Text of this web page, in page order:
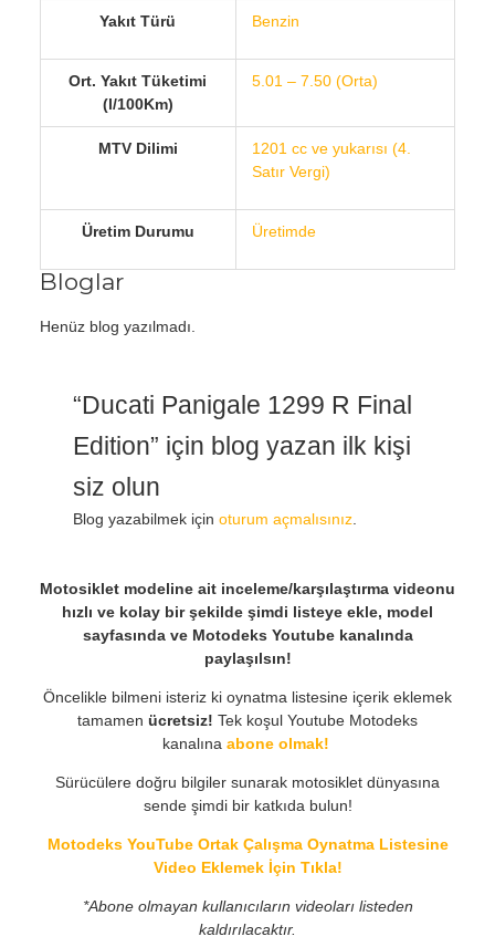
Yakıt Türü Benzin
Ort. Yakıt Tüketimi
(l/100Km)
5.01 – 7.50 (Orta)
MTV Dilimi
1201 cc ve yukarısı (4.
Satır Vergi)
Üretim Durumu Üretimde
Bloglar
Henüz blog yazılmadı.
“Ducati Panigale 1299 R Final
Edition” için blog yazan ilk kişi
siz olun
Blog yazabilmek için oturum açmalısınız.
Motosiklet modeline ait inceleme/karşılaştırma videonu
hızlı ve kolay bir şekilde şimdi listeye ekle, model
sayfasında ve Motodeks Youtube kanalında
paylaşılsın!
Öncelikle bilmeni isteriz ki oynatma listesine içerik eklemek
tamamen ücretsiz! Tek koşul Youtube Motodeks
kanalına abone olmak!
Sürücülere doğru bilgiler sunarak motosiklet dünyasına
sende şimdi bir katkıda bulun!
Motodeks YouTube Ortak Çalışma Oynatma Listesine
Video Eklemek İçin Tıkla!
*Abone olmayan kullanıcıların videoları listeden
kaldırılacaktır.